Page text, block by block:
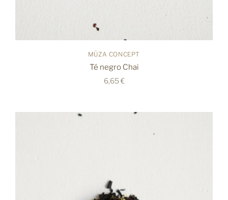
MÜZA CONCEPT
Té negro Chai
6,65 €